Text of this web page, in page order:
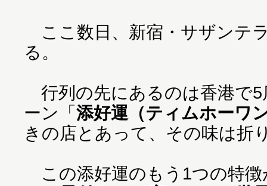
ここ数日、新宿・サザンテ
る。
行列の先にあるのは香港で5
ーン「添好運（ティムホーワ
きの店とあって、その味は折
この添好運のもう1つの特徴